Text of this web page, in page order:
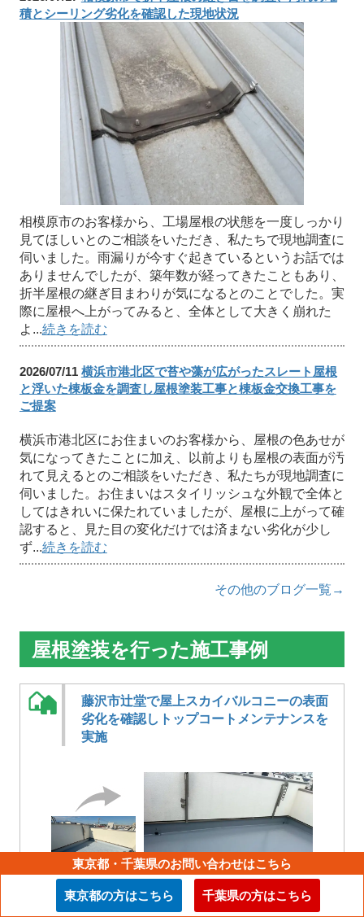
積とシーリング劣化を確認した現地状況
相模原市のお客様から、工場屋根の状態を一度しっかり
見てほしいとのご相談をいただき、私たちで現地調査に
伺いました。雨漏りが今すぐ起きているというお話では
ありませんでしたが、築年数が経ってきたこともあり、
折半屋根の継ぎ目まわりが気になるとのことでした。実
際に屋根へ上がってみると、全体として大きく崩れた
よ...続きを読む
2026/07/11 横浜市港北区で苔や藻が広がったスレート屋根
と浮いた棟板金を調査し屋根塗装工事と棟板金交換工事を
ご提案
横浜市港北区にお住まいのお客様から、屋根の色あせが
気になってきたことに加え、以前よりも屋根の表面が汚
れて見えるとのご相談をいただき、私たちが現地調査に
伺いました。お住まいはスタイリッシュな外観で全体と
してはきれいに保たれていましたが、屋根に上がって確
認すると、見た目の変化だけでは済まない劣化が少し
ず...続きを読む
その他のブログ一覧→
屋根塗装を行った施工事例
藤沢市辻堂で屋上スカイバルコニーの表面
劣化を確認しトップコートメンテナンスを
実施
東京都・千葉県のお問い合わせはこちら
東京都の方はこちら 千葉県の方はこちら